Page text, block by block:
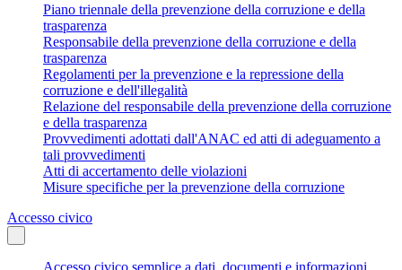
Piano triennale della prevenzione della corruzione e della
trasparenza
Responsabile della prevenzione della corruzione e della
trasparenza
Regolamenti per la prevenzione e la repressione della
corruzione e dell'illegalità
Relazione del responsabile della prevenzione della corruzione
e della trasparenza
Provvedimenti adottati dall'ANAC ed atti di adeguamento a
tali provvedimenti
Atti di accertamento delle violazioni
Misure specifiche per la prevenzione della corruzione
Accesso civico
Accesso civico semplice a dati, documenti e informazioni